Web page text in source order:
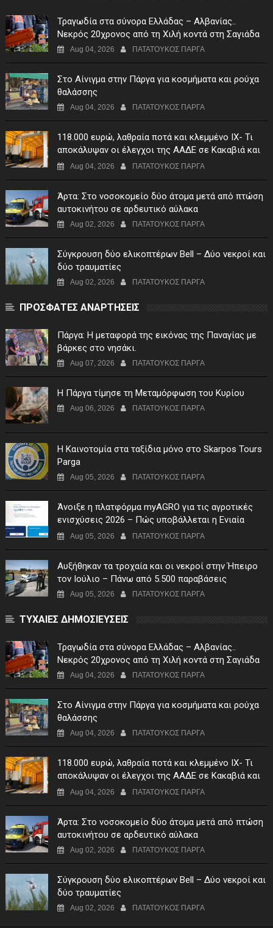
Τραγωδία στα σύνορα Ελλάδας – Αλβανίας..
Νεκρός 20χρονος από τη Χιλή κοντά στη Σαγιάδα
Aug 04, 2026 ΠΑΤΑΤΟΥΚΟΣ ΠΑΡΓΑ
Στο Αίνιγμα στην Πάργα για κοσμήματα και ρούχα
θαλάσσης
Aug 04, 2026 ΠΑΤΑΤΟΥΚΟΣ ΠΑΡΓΑ
118.000 ευρώ, λαθραία ποτά και κλεμμένο ΙΧ- Τι
αποκάλυψαν οι έλεγχοι της ΑΑΔΕ σε Κακαβιά και
Μαυρομάτι
Aug 04, 2026 ΠΑΤΑΤΟΥΚΟΣ ΠΑΡΓΑ
Άρτα: Στο νοσοκομείο δύο άτομα μετά από πτώση
αυτοκινήτου σε αρδευτικό αύλακα
Aug 02, 2026 ΠΑΤΑΤΟΥΚΟΣ ΠΑΡΓΑ
Σύγκρουση δύο ελικοπτέρων Bell – Δύο νεκροί και
δύο τραυματίες
Aug 02, 2026 ΠΑΤΑΤΟΥΚΟΣ ΠΑΡΓΑ
ΠΡΟΣΦΑΤΕΣ ΑΝΑΡΤΗΣΕΙΣ
Πάργα: Η μεταφορά της εικόνας της Παναγίας με
βάρκες στο νησάκι.
Aug 07, 2026 ΠΑΤΑΤΟΥΚΟΣ ΠΑΡΓΑ
Η Πάργα τίμησε τη Μεταμόρφωση του Κυρίου
Aug 06, 2026 ΠΑΤΑΤΟΥΚΟΣ ΠΑΡΓΑ
Η Καινοτομία στα ταξίδια μόνο στο Skarpos Tours
Parga
Aug 05, 2026 ΠΑΤΑΤΟΥΚΟΣ ΠΑΡΓΑ
Άνοιξε η πλατφόρμα myAGRO για τις αγροτικές
ενισχύσεις 2026 – Πώς υποβάλλεται η Ενιαία
Αίτηση Ενίσχυσης
Aug 05, 2026 ΠΑΤΑΤΟΥΚΟΣ ΠΑΡΓΑ
Αυξήθηκαν τα τροχαία και οι νεκροί στην Ήπειρο
τον Ιούλιο – Πάνω από 5.500 παραβάσεις
Aug 05, 2026 ΠΑΤΑΤΟΥΚΟΣ ΠΑΡΓΑ
ΤΥΧΑΙΕΣ ΔΗΜΟΣΙΕΥΣΕΙΣ
Τραγωδία στα σύνορα Ελλάδας – Αλβανίας..
Νεκρός 20χρονος από τη Χιλή κοντά στη Σαγιάδα
Aug 04, 2026 ΠΑΤΑΤΟΥΚΟΣ ΠΑΡΓΑ
Στο Αίνιγμα στην Πάργα για κοσμήματα και ρούχα
θαλάσσης
Aug 04, 2026 ΠΑΤΑΤΟΥΚΟΣ ΠΑΡΓΑ
118.000 ευρώ, λαθραία ποτά και κλεμμένο ΙΧ- Τι
αποκάλυψαν οι έλεγχοι της ΑΑΔΕ σε Κακαβιά και
Μαυρομάτι
Aug 04, 2026 ΠΑΤΑΤΟΥΚΟΣ ΠΑΡΓΑ
Άρτα: Στο νοσοκομείο δύο άτομα μετά από πτώση
αυτοκινήτου σε αρδευτικό αύλακα
Aug 02, 2026 ΠΑΤΑΤΟΥΚΟΣ ΠΑΡΓΑ
Σύγκρουση δύο ελικοπτέρων Bell – Δύο νεκροί και
δύο τραυματίες
Aug 02, 2026 ΠΑΤΑΤΟΥΚΟΣ ΠΑΡΓΑ